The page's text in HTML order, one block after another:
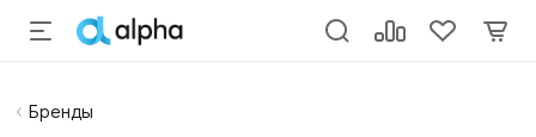
Бренды